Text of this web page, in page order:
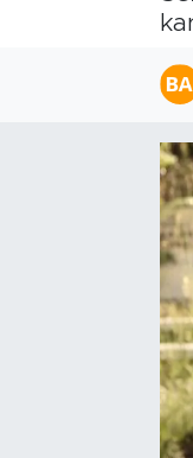
Tüm
Son Dakika
Haber Arşivi